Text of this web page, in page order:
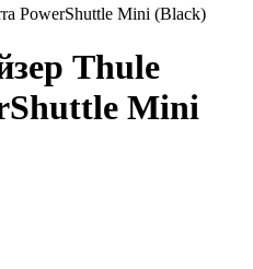
PowerShuttle Mini (Black)
Thule
Mini